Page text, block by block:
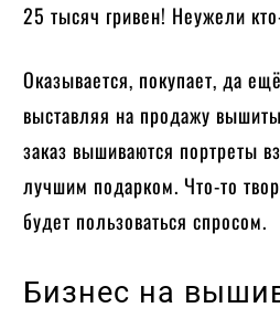
25 тысяч гривен! Неужели
Оказывается, покупает, да
выставляя на продажу
заказ вышиваются портреты
лучшим подарком. Что-то
будет пользоваться спросом.
Бизнес на